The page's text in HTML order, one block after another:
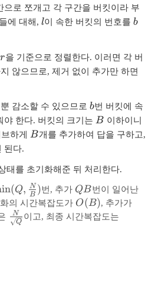
f
t
-
\
f
t
y
으로 쪼개고 각 구간을 버킷이라 부
에 대해, l
l이 속한 버킷의 번호를b
b
r
r을 기준으로 정렬한다. 이러면 각 버
않으므로, 제거 없이 추가만 하면
감소할 수 있으므로b
b번 버킷에 속
야 한다. 버킷의 크기는 B
B 이하이니
하게 B
B개를 추가하여 답을 구하고,
된다.
태를 초기화해준 뒤 처리한다.
in(Q, B
N )번, 추가 Q
B
QB번이 일어난
의 시간복잡도가 O
(
O(B), 추가가
\
fr
Q
N 이고, 최종 시간복잡도는